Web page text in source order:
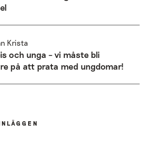
Krista
och unga – vi måste bli
på att prata med ungdomar!